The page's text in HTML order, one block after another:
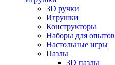
3D ручки
Игрушки
Конструкторы
Наборы для опытов
Настольные игры
Пазлы
3D пазлы